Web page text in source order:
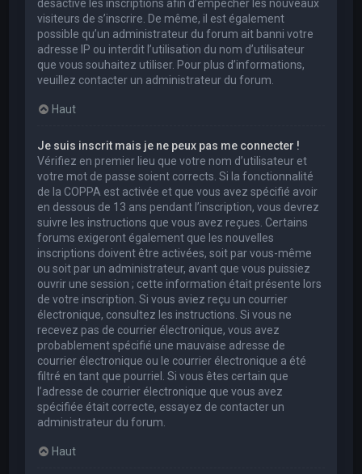
désactivé les inscriptions afin d’empêcher les nouveaux
visiteurs de s’inscrire. De même, il est également
possible qu’un administrateur du forum ait banni votre
adresse IP ou interdit l’utilisation du nom d’utilisateur
que vous souhaitez utiliser. Pour plus d’informations,
veuillez contacter un administrateur du forum.
Haut
Je suis inscrit mais je ne peux pas me connecter !
Vérifiez en premier lieu que votre nom d’utilisateur et
votre mot de passe soient corrects. Si la fonctionnalité
de la COPPA est activée et que vous avez spécifié avoir
en dessous de 13 ans pendant l’inscription, vous devrez
suivre les instructions que vous avez reçues. Certains
forums exigeront également que les nouvelles
inscriptions doivent être activées, soit par vous-même
ou soit par un administrateur, avant que vous puissiez
ouvrir une session ; cette information était présente lors
de votre inscription. Si vous aviez reçu un courrier
électronique, consultez les instructions. Si vous ne
recevez pas de courrier électronique, vous avez
probablement spécifié une mauvaise adresse de
courrier électronique ou le courrier électronique a été
filtré en tant que pourriel. Si vous êtes certain que
l’adresse de courrier électronique que vous avez
spécifiée était correcte, essayez de contacter un
administrateur du forum.
Haut